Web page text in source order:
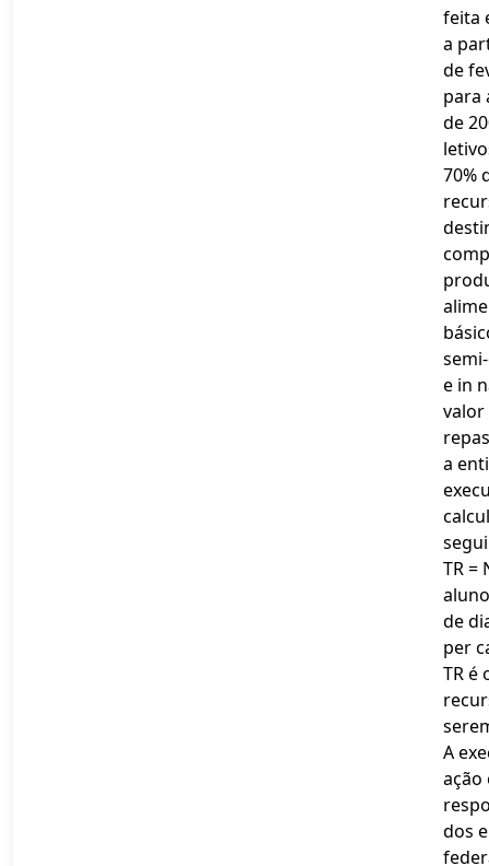
feita
a
de
para
de
70%
e in
valor
a
TR =
de
per
TR é
A
ação
dos